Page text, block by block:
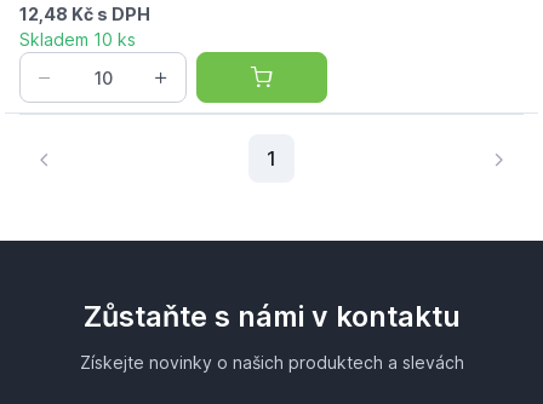
12,48 Kč s DPH
Skladem 10 ks
1
Zůstaňte s námi v kontaktu
Získejte novinky o našich produktech a slevách